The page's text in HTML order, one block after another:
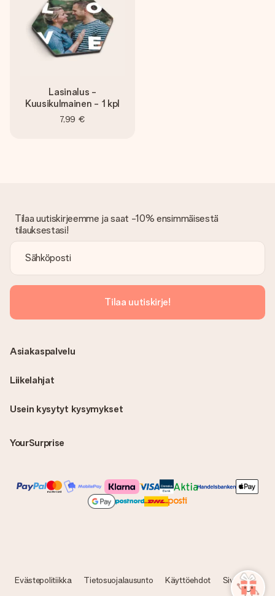
Lasinalus -
Kuusikulmainen - 1 kpl
7,99 €
Tilaa uutiskirjeemme ja saat -10% ensimmäisestä
tilauksestasi!
Tilaa uutiskirje!
Usein kysytyt kysymykset
YourSurprise
Asiakaspalvelu
Liikelahjat
Evästepolitiikka Tietosuojalausunto Käyttöehdot Sivukartta